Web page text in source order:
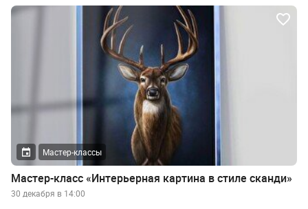
Мастер-классы
Мастер-класс «Интерьерная картина в стиле сканди»
30 декабря в 14:00